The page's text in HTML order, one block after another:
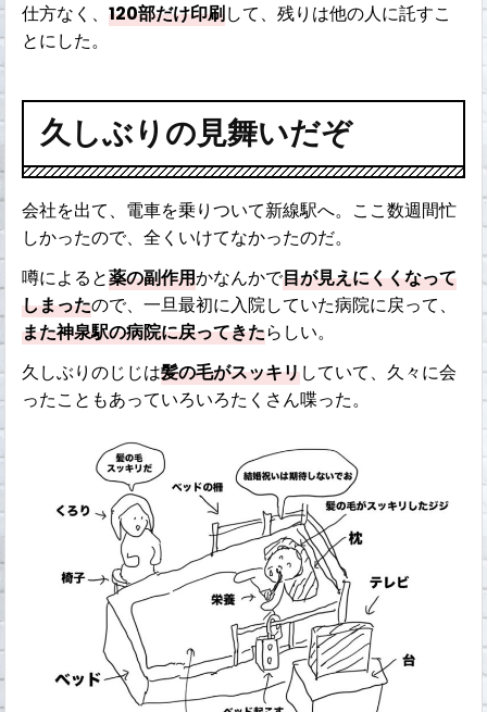
仕方なく、120部だけ印刷して、残りは他の人に託すこ
とにした。
久しぶりの見舞いだぞ
会社を出て、電車を乗りついて新線駅へ。ここ数週間忙
しかったので、全くいけてなかったのだ。
噂によると薬の副作用かなんかで目が見えにくくなって
しまったので、一旦最初に入院していた病院に戻って、
また神泉駅の病院に戻ってきたらしい。
久しぶりのじじは髪の毛がスッキリしていて、久々に会
ったこともあっていろいろたくさん喋った。